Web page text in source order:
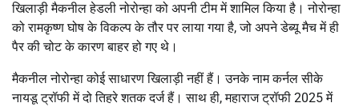
खिलाड़ीमैकनील हेडली नोरोन्हाको अपनी टीम में शामिल किया है। नोरोन्हा
कोरामकृष्ण घोषके विकल्प के तौर पर लाया गया है, जो अपने डेब्यू मैच में ही
पैर की चोट के कारण बाहर हो गए थे।
मैकनील नोरोन्हा कोई साधारण खिलाड़ी नहीं हैं। उनके नाम कर्नल सीके
नायडू ट्रॉफी मेंदो तिहरे शतकदर्ज हैं। साथ ही, महाराज ट्रॉफी 2025 में